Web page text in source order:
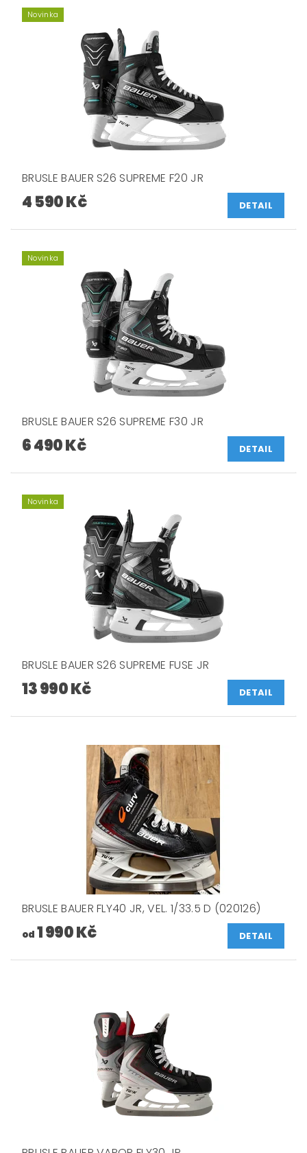
Novinka
BRUSLE BAUER S26 SUPREME F20 JR
4 590 Kč DETAIL
Novinka
BRUSLE BAUER S26 SUPREME F30 JR
6 490 Kč DETAIL
Novinka
BRUSLE BAUER S26 SUPREME FUSE JR
13 990 Kč DETAIL
BRUSLE BAUER FLY40 JR, VEL. 1/33.5 D (020126)
od 1 990 Kč DETAIL